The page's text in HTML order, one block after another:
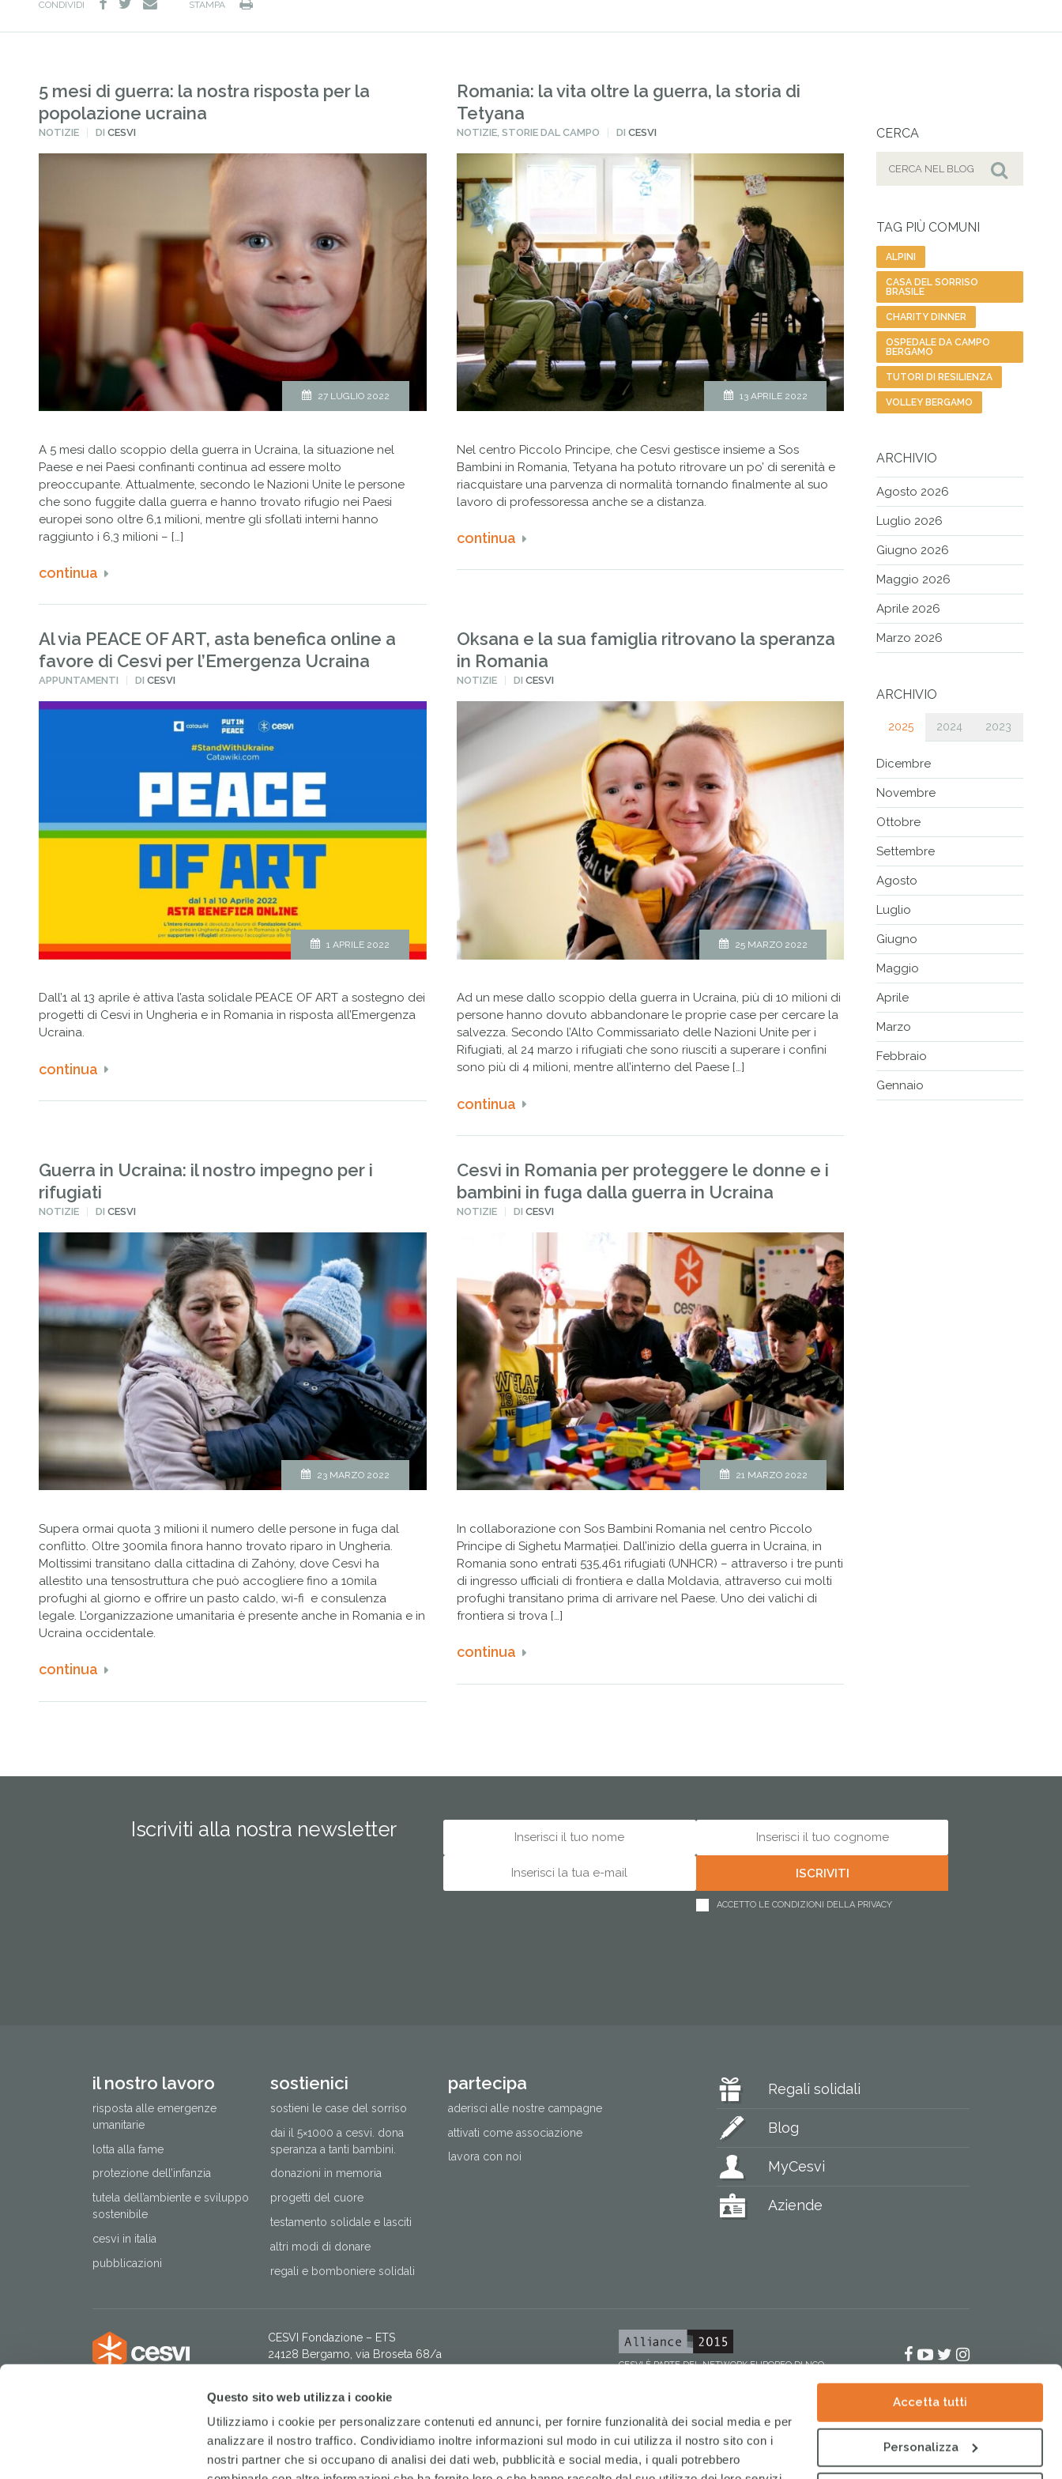
Questo sito web utilizza i cookie
Utilizziamo i cookie per personalizzare contenuti ed annunci, per fornire funzionalità dei social media e per
analizzare il nostro traffico. Condividiamo inoltre informazioni sul modo in cui utilizza il nostro sito con i
nostri partner che si occupano di analisi dei dati web, pubblicità e social media, i quali potrebbero
Accetta tutti
Personalizza
CONDIVIDI
e-
STAMPA
5 mesi di guerra: la nostra risposta per la
popolazione ucraina
PUBBLICATO
NOTIZIE DICESVI
27 LUGLIO 2022
A 5 mesi dallo scoppio della guerra in Ucraina, la situazione nel
Paese e nei Paesi confinanti continua ad essere molto
preoccupante. Attualmente, secondo le Nazioni Unite le persone
che sono fuggite dalla guerra e hanno trovato rifugio nei Paesi
europei sono oltre 6,1 milioni, mentre gli sfollati interni hanno
raggiunto i 6,3 milioni – […]
continua
Romania: la vita oltre la guerra, la storia di
Tetyana
PUBBLICATO
NOTIZIE,STORIE DAL CAMPO DICESVI
13 APRILE 2022
Nel centro Piccolo Principe, che Cesvi gestisce insieme a Sos
Bambini in Romania, Tetyana ha potuto ritrovare un po’ di serenità e
riacquistare una parvenza di normalità tornando finalmente al suo
lavoro di professoressa anche se a distanza.
continua
Al via PEACE OF ART, asta benefica online a
favore di Cesvi per l’Emergenza Ucraina
PUBBLICATO
APPUNTAMENTI DICESVI
1 APRILE 2022
Dall’1 al 13 aprile è attiva l’asta solidale PEACE OF ART a sostegno dei
progetti di Cesvi in Ungheria e in Romania in risposta all’Emergenza
Ucraina.
continua
Oksana e la sua famiglia ritrovano la speranza
in Romania
PUBBLICATO
NOTIZIE DICESVI
25 MARZO 2022
Ad un mese dallo scoppio della guerra in Ucraina, più di 10 milioni di
persone hanno dovuto abbandonare le proprie case per cercare la
salvezza. Secondo l’Alto Commissariato delle Nazioni Unite per i
Rifugiati, al 24 marzo i rifugiati che sono riusciti a superare i confini
sono più di 4 milioni, mentre all’interno del Paese […]
continua
Guerra in Ucraina: il nostro impegno per i
rifugiati
PUBBLICATO
NOTIZIE DICESVI
23 MARZO 2022
Supera ormai quota 3 milioni il numero delle persone in fuga dal
conflitto. Oltre 300mila finora hanno trovato riparo in Ungheria.
Moltissimi transitano dalla cittadina di Zahóny, dove Cesvi ha
allestito una tensostruttura che può accogliere fino a 10mila
profughi al giorno e offrire un pasto caldo, wi-fi e consulenza
legale. L’organizzazione umanitaria è presente anche in Romania e in
Ucraina occidentale.
continua
Cesvi in Romania per proteggere le donne e i
bambini in fuga dalla guerra in Ucraina
PUBBLICATO
NOTIZIE DICESVI
21 MARZO 2022
In collaborazione con Sos Bambini Romania nel centro Piccolo
Principe di Sighetu Marmației. Dall’inizio della guerra in Ucraina, in
Romania sono entrati 535,461 rifugiati (UNHCR) – attraverso i tre punti
di ingresso ufficiali di frontiera e dalla Moldavia, attraverso cui molti
profughi transitano prima di arrivare nel Paese. Uno dei valichi di
frontiera si trova […]
continua
CERCA
Cerca
TAG PIÙ COMUNI
ALPINI
CASA DEL SORRISO
BRASILE
CHARITY DINNER
OSPEDALE DA CAMPO
BERGAMO
TUTORI DI RESILIENZA
VOLLEY BERGAMO
ARCHIVIO
Agosto 2026
Luglio 2026
Giugno 2026
Maggio 2026
Aprile 2026
Marzo 2026
ARCHIVIO
2025 2024 2023
Dicembre
Novembre
Ottobre
Settembre
Agosto
Luglio
Giugno
Maggio
Aprile
Marzo
Febbraio
Gennaio
Iscriviti alla nostra newsletter
ACCETTO LE CONDIZIONI DELLA PRIVACY
il nostro lavoro
risposta alle emergenze
umanitarie
lotta alla fame
protezione dell’infanzia
tutela dell’ambiente e sviluppo
sostenibile
cesvi in italia
pubblicazioni
sostienici
sostieni le case del sorriso
dai il 5×1000 a cesvi. dona
speranza a tanti bambini.
donazioni in memoria
progetti del cuore
testamento solidale e lasciti
altri modi di donare
regali e bomboniere solidali
partecipa
aderisci alle nostre campagne
attivati come associazione
lavora con noi
Regali solidali
Blog
MyCesvi
Aziende
CESVI Fondazione – ETS
24128 Bergamo, via Broseta 68/a
IBAN: IT 49 H 03069 09606 100000000060
Intestatario:CESVI Fondazione ETS
Servizio donatori via WhatsApp
CESVI È PARTE DEL NETWORK EUROPEO DI NGO
Facebook
YouTube
Twitter
Instagram